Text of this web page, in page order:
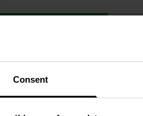
Consent